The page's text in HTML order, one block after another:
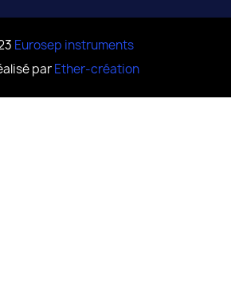
Eurosep instruments
parEther-création